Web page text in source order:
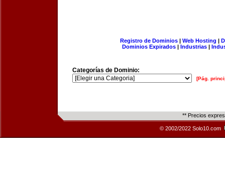
Registro de Dominios| Web Hosting |
Dominios Expirados | Industrias |
Categorías de Dominio:
[Pág.
** Precios
© 2002/2022 Solo10.com